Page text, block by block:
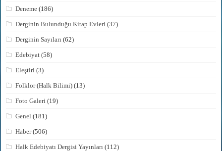
Deneme (186)
Derginin Bulunduğu Kitap Evleri (37)
Derginin Sayıları (62)
Edebiyat (58)
Eleştiri (3)
Folklor (Halk Bilimi) (13)
Foto Galeri (19)
Genel (181)
Haber(506)
Halk Edebiyatı Dergisi Yayınları (112)